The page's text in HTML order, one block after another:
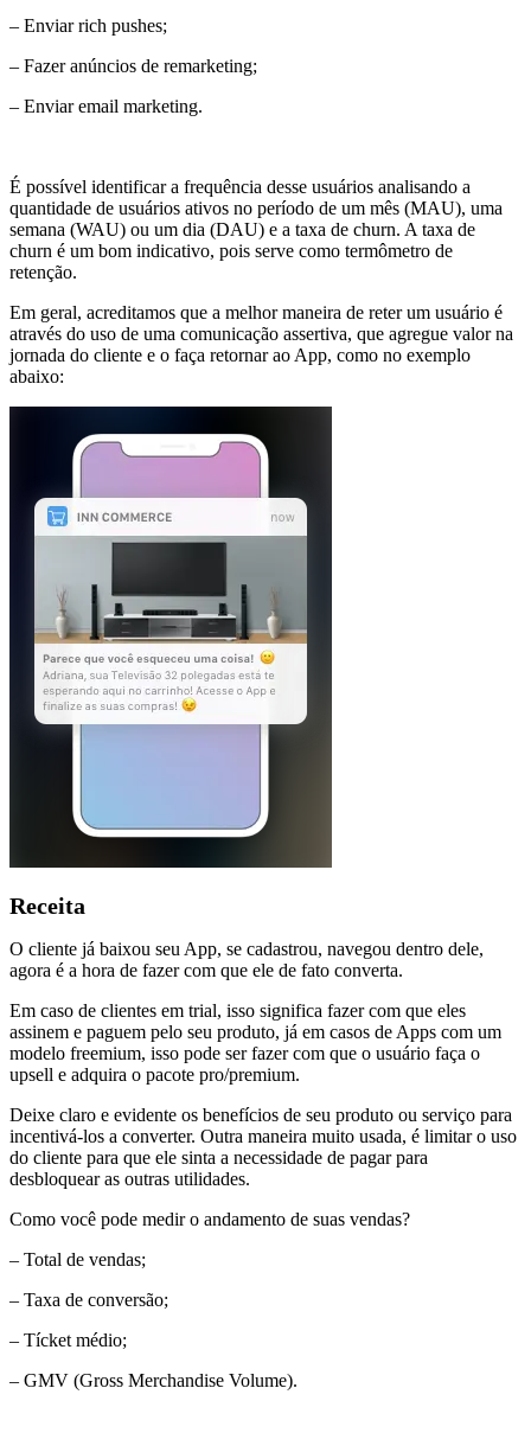
– Enviar rich pushes;
– Fazer anúncios de remarketing;
– Enviar email marketing.
É possível identificar a frequência desse usuários analisando a
quantidade de usuários ativos no período de um mês (MAU), uma
semana (WAU) ou um dia (DAU) e a taxa de churn. A taxa de
churn é um bom indicativo, pois serve como termômetro de
retenção.
Em geral, acreditamos que a melhor maneira de reter um usuário é
através do uso de uma comunicação assertiva, que agregue valor na
jornada do cliente e o faça retornar ao App, como no exemplo
abaixo:
Receita
O cliente já baixou seu App, se cadastrou, navegou dentro dele,
agora é a hora de fazer com que ele de fato converta.
Em caso de clientes em trial, isso significa fazer com que eles
assinem e paguem pelo seu produto, já em casos de Apps com um
modelo freemium, isso pode ser fazer com que o usuário faça o
upsell e adquira o pacote pro/premium.
Deixe claro e evidente os benefícios de seu produto ou serviço para
incentivá-los a converter. Outra maneira muito usada, é limitar o uso
do cliente para que ele sinta a necessidade de pagar para
desbloquear as outras utilidades.
Como você pode medir o andamento de suas vendas?
– Total de vendas;
– Taxa de conversão;
– Tícket médio;
– GMV (Gross Merchandise Volume).